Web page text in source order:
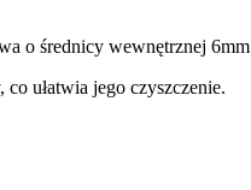
o średnicy wewnętrznej 6mm
ułatwia jego czyszczenie.